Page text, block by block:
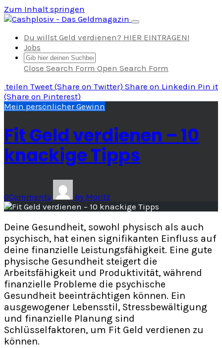
Zum Inhalt springen
Navigation umschalten
Du willst Geld verdienen? HIER EINTRAGEN!
Jobs
Close Search Form Open Search Form
teilen Tweet (Share on Twitter) Share on Linkedin Pin it
(Share on Pinterest)
Mein persönlicher Gewinn
Fit Geld verdienen – 10
knackige Tipps
0Comments by Moritz
Deine Gesundheit, sowohl physisch als auch
psychisch, hat einen signifikanten Einfluss auf
deine finanzielle Leistungsfähigkeit. Eine gute
physische Gesundheit steigert die
Arbeitsfähigkeit und Produktivität, während
finanzielle Probleme die psychische
Gesundheit beeinträchtigen können. Ein
ausgewogener Lebensstil, Stressbewältigung
und finanzielle Planung sind
Schlüsselfaktoren, um Fit Geld verdienen zu
können.